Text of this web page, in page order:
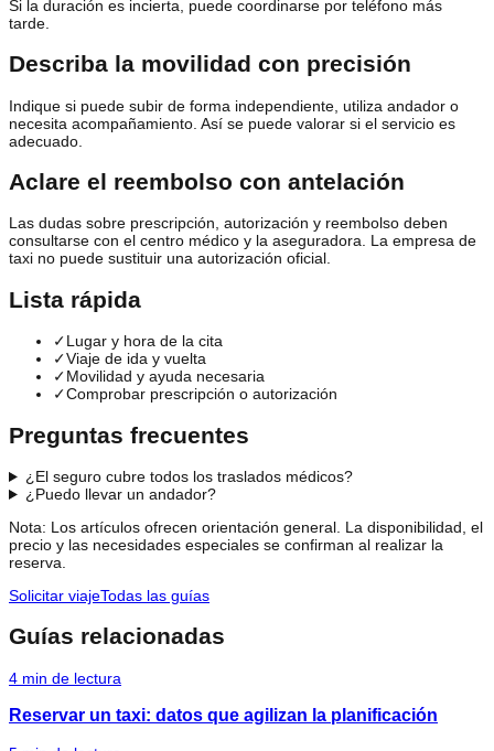
Si la duración es incierta, puede coordinarse por teléfono más
tarde.
Describa la movilidad con precisión
Indique si puede subir de forma independiente, utiliza andador o
necesita acompañamiento. Así se puede valorar si el servicio es
adecuado.
Aclare el reembolso con antelación
Las dudas sobre prescripción, autorización y reembolso deben
consultarse con el centro médico y la aseguradora. La empresa de
taxi no puede sustituir una autorización oficial.
Lista rápida
✓Lugar y hora de la cita
✓Viaje de ida y vuelta
✓Movilidad y ayuda necesaria
✓Comprobar prescripción o autorización
Preguntas frecuentes
¿El seguro cubre todos los traslados médicos?
¿Puedo llevar un andador?
Nota: Los artículos ofrecen orientación general. La disponibilidad, el
precio y las necesidades especiales se confirman al realizar la
reserva.
Solicitar viajeTodas las guías
Guías relacionadas
4 min de lectura
Reservar un taxi: datos que agilizan la planificación